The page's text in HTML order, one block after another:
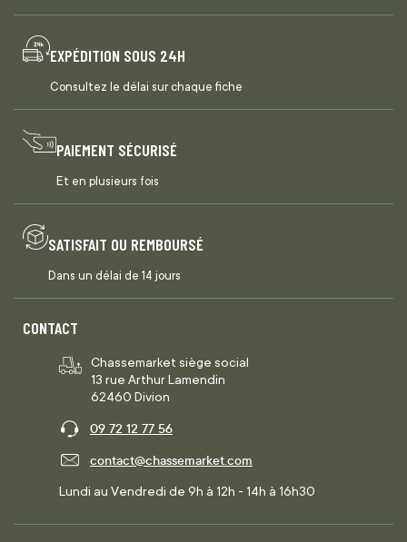
EXPÉDITION SOUS 24H
Consultez le délai sur chaque fiche
PAIEMENT SÉCURISÉ
Et en plusieurs fois
SATISFAIT OU REMBOURSÉ
Dans un délai de 14 jours
CONTACT
Chassemarket siège social
13 rue Arthur Lamendin
62460 Divion
09 72 12 77 56
contact@chassemarket.com
Lundi au Vendredi de 9h à 12h - 14h à 16h30